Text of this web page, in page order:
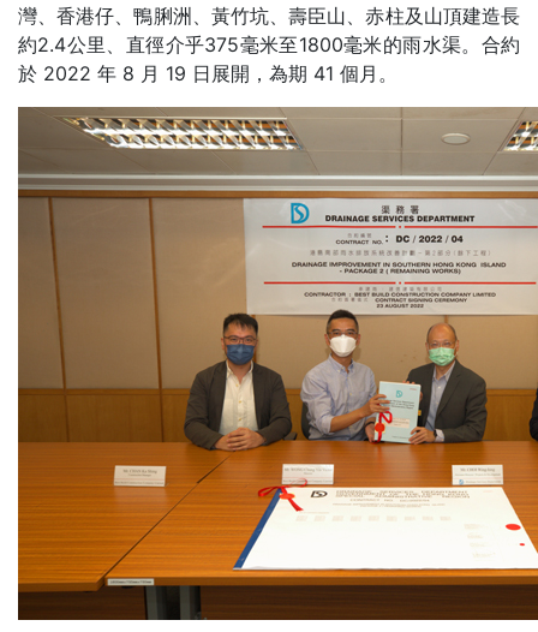
灣、香港仔、鴨脷洲、黃竹坑、壽臣山、赤柱及山頂建造長
約2.4公里、直徑介乎375毫米至1800毫米的雨水渠。合約
於 2022 年 8 月 19 日展開，為期 41 個月。